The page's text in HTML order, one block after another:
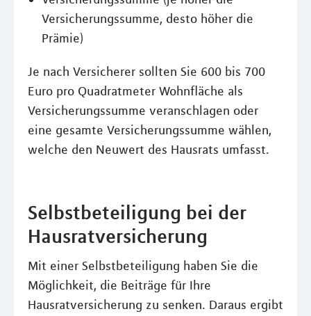
Versicherungssumme, desto höher die
Prämie)
Je nach Versicherer sollten Sie 600 bis 700
Euro pro Quadratmeter Wohnfläche als
Versicherungssumme veranschlagen oder
eine gesamte Versicherungssumme wählen,
welche den Neuwert des Hausrats umfasst.
Selbstbeteiligung bei der
Hausratversicherung
Mit einer Selbstbeteiligung haben Sie die
Möglichkeit, die Beiträge für Ihre
Hausratversicherung zu senken. Daraus ergibt